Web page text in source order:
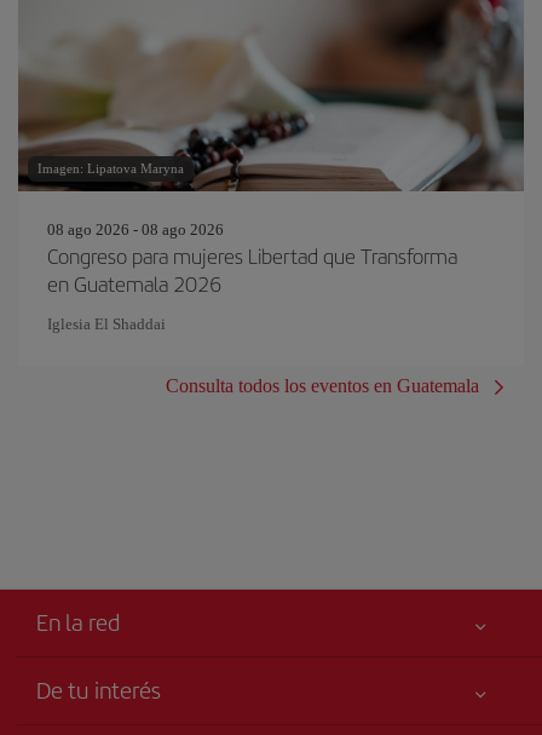
Imagen: Lipatova Maryna
08 ago 2026 - 08 ago 2026
Congreso para mujeres Libertad que Transforma
en Guatemala 2026
Iglesia El Shaddai
Consulta todos los eventos en Guatemala
En la red
De tu interés